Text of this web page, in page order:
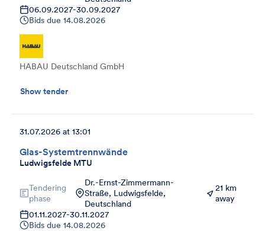
06.09.2027-30.09.2027
Bids due 14.08.2026
HABAU Deutschland GmbH
Show tender
Glas-Systemtrennwände
Ludwigsfelde MTU
31.07.2026 at 13:01
Tendering
phase
Dr.-Ernst-Zimmermann-
Straße, Ludwigsfelde,
Deutschland
21 km
away
01.11.2027-30.11.2027
Bids due 14.08.2026